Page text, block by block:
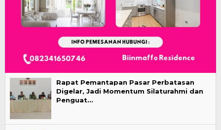
Rapat Pemantapan Pasar Perbatasan
Digelar, Jadi Momentum Silaturahmi dan
Penguat…